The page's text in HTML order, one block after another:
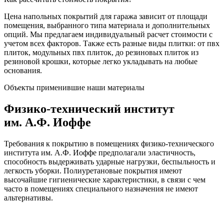
Цена напольных покрытий для гаража зависит от площади
помещения, выбранного типа материала и дополнительных
опций. Мы предлагаем индивидуальный расчет стоимости с
учетом всех факторов. Также есть разные виды плитки: от пвх
плиток, модульных пвх плиток, до резиновых плиток из
резиновой крошки, которые легко укладывать на любые
основания.
Объекты применившие наши материалы
Физико-технический институт
им. А.Ф. Иоффе
Требования к покрытию в помещениях физико-технического
института им. А.Ф. Иоффе предполагали эластичность,
способность выдерживать ударные нагрузки, беспыльность и
легкость уборки. Полиуретановые покрытия имеют
высочайшие гигиенические характеристики, в связи с чем
часто в помещениях специального назначения не имеют
альтернативы.